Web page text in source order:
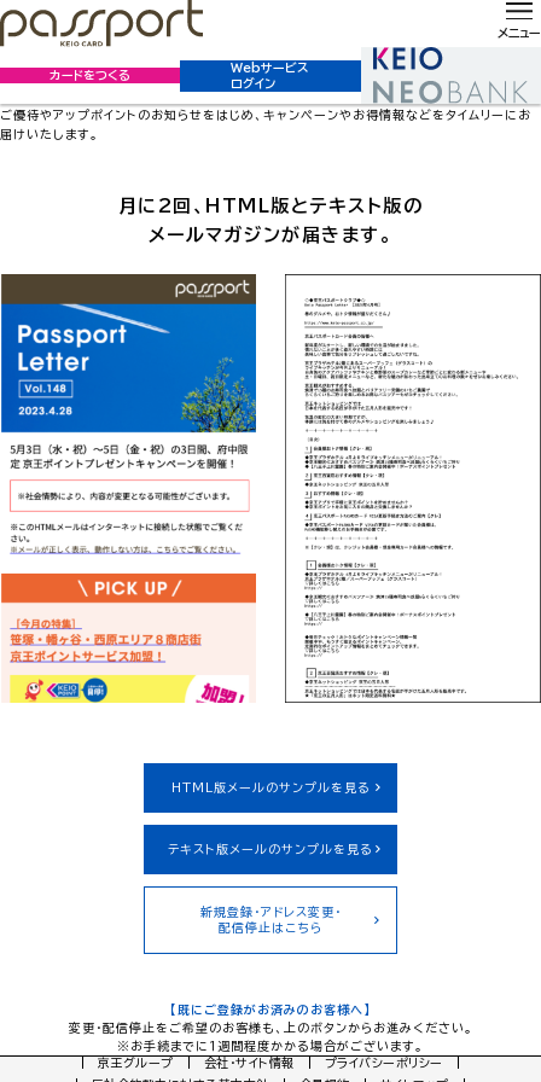
メニュー
カードをつくる
Webサービス
ログイン
ホーム サービス メールマガジンのご登録・変更
メールマガジンの
ご登録・変更
メールマガジンの新規登録・アドレスの変更・配信停止はこちらからお申込みいただけます。
ご優待やアップポイントのお知らせをはじめ、キャンペーンやお得情報などをタイムリーにお
届けいたします。
月に2回、HTML版とテキスト版の
メールマガジンが届きます。
HTML版メールのサンプルを見る
テキスト版メールのサンプルを見る
新規登録・アドレス変更・
配信停止はこちら
【既にご登録がお済みのお客様へ】
変更・配信停止をご希望のお客様も、上のボタンからお進みください。
※お手続までに１週間程度かかる場合がございます。
京王グループ
会社・サイト情報
プライバシーポリシー